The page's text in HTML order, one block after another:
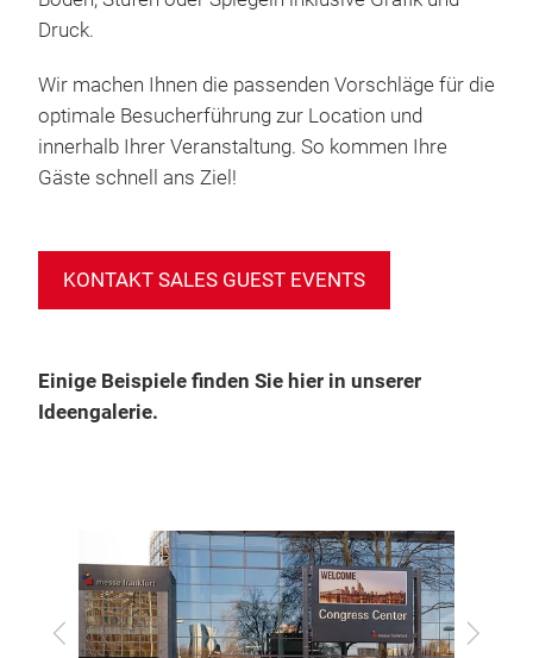
Druck.
Wir machen Ihnen die passenden Vorschläge für die
optimale Besucherführung zur Location und
innerhalb Ihrer Veranstaltung. So kommen Ihre
Gäste schnell ans Ziel!
KONTAKT SALES GUEST EVENTS
Einige Beispiele finden Sie hier in unserer
Ideengalerie.
zurück vor